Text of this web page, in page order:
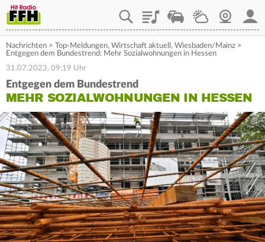
PlaylistStaupilotWetterWebcam
Nachrichten > Top-Meldungen, Wirtschaft aktuell , Wiesbaden/Mainz >
Entgegen dem Bundestrend: Mehr Sozialwohnungen in Hessen
31.07.2023, 09:19 Uhr
Entgegen dem Bundestrend
MEHR SOZIALWOHNUNGEN IN HESSEN